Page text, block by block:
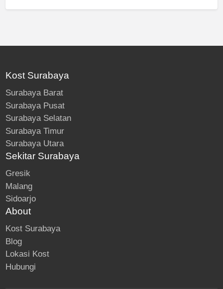
Kost Surabaya
Surabaya Barat
Surabaya Pusat
Surabaya Selatan
Surabaya Timur
Surabaya Utara
Sekitar Surabaya
Gresik
Malang
Sidoarjo
About
Kost Surabaya
Blog
Lokasi Kost
Hubungi